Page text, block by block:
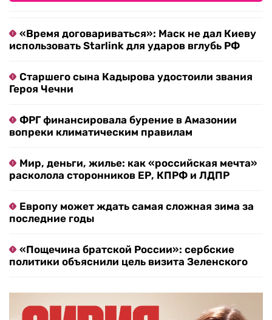
«Время договариваться»: Маск не дал Киеву
использовать Starlink для ударов вглубь РФ
Старшего сына Кадырова удостоили звания
Героя Чечни
ФРГ финансировала бурение в Амазонии
вопреки климатическим правилам
Мир, деньги, жилье: как «российская мечта»
расколола сторонников ЕР, КПРФ и ЛДПР
Европу может ждать самая сложная зима за
последние годы
«Пощечина братской России»: сербские
политики объяснили цель визита Зеленского